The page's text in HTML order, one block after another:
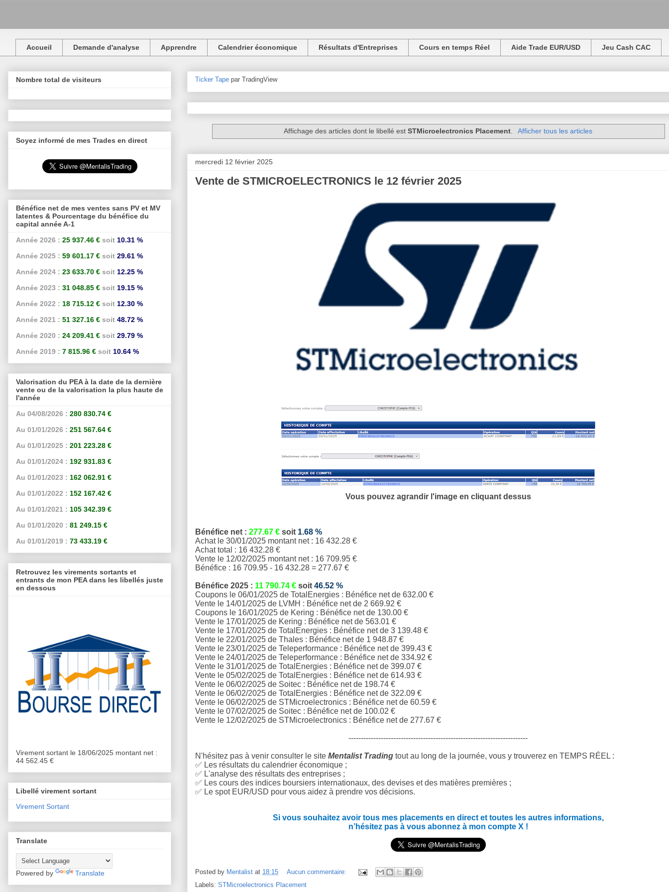
Accueil Demande d'analyse Apprendre Calendrier économique Résultats d'Entreprises Cours en temps Réel Aide Trade EUR/USD Jeu Cash CAC
Ticker Tape par TradingView
Affichage des articles dont le libellé estSTMicroelectronics Placement Afficher tous les articles
mercredi 12 février 2025
Vente de STMICROELECTRONICS le 12 février 2025
Vous pouvez agrandir l'image en cliquant dessus
Bénéfice net : 277.67 € soit 1.68 %
Achat le 30/01/2025 montant net : 16 432.28 €
Achat total : 16 432.28 €
Vente le 12/02/2025 montant net : 16 709.95 €
Bénéfice : 16 709.95 - 16 432.28 = 277.67 €
Bénéfice 2025 : 11 790.74 € soit 46.52 %
Coupons le 06/01/2025 de TotalEnergies : Bénéfice net de 632.00 €
Vente le 14/01/2025 de LVMH : Bénéfice net de 2 669.92 €
Coupons le 16/01/2025 de Kering : Bénéfice net de 130.00 €
Vente le 17/01/2025 de Kering : Bénéfice net de 563.01 €
Vente le 17/01/2025 de TotalEnergies : Bénéfice net de 3 139.48 €
Vente le 22/01/2025 de Thales : Bénéfice net de 1 948.87 €
Vente le 23/01/2025 de Teleperformance : Bénéfice net de 399.43 €
Vente le 24/01/2025 de Teleperformance : Bénéfice net de 334.92 €
Vente le 31/01/2025 de TotalEnergies : Bénéfice net de 399.07 €
Vente le 05/02/2025 de TotalEnergies : Bénéfice net de 614.93 €
Vente le 06/02/2025 de Soitec : Bénéfice net de 198.74 €
Vente le 06/02/2025 de TotalEnergies : Bénéfice net de 322.09 €
Vente le 06/02/2025 de STMicroelectronics : Bénéfice net de 60.59 €
Vente le 07/02/2025 de Soitec : Bénéfice net de 100.02 €
Vente le 12/02/2025 de STMicroelectronics : Bénéfice net de 277.67 €
------------------------------------------------------------------------
N'hésitez pas à venir consulter le site Mentalist Trading tout au long de la journée, vous y trouverez en TEMPS RÉEL :
✅ Les résultats du calendrier économique ;
✅ L'analyse des résultats des entreprises ;
✅ Les cours des indices boursiers internationaux, des devises et des matières premières ;
✅ Le spot EUR/USD pour vous aidez à prendre vos décisions.
Si vous souhaitez avoir tous mes placements en direct et toutes les autres informations,
n’hésitez pas à vous abonnez à mon compte X !
Posted by Mentalist at 18:15
Aucun commentaire:
Labels: STMicroelectronics Placement
Nombre total de visiteurs
Soyez informé de mes Trades en direct
Bénéfice net de mes ventes sans PV et MV
latentes & Pourcentage du bénéfice du
capital année A-1
Année 2026 : 25 937.46 € soit 10.31 %
Année 2025 : 59 601.17 € soit 29.61 %
Année 2024 : 23 633.70 € soit 12.25 %
Année 2023 : 31 048.85 € soit 19.15 %
Année 2022 : 18 715.12 € soit 12.30 %
Année 2021 : 51 327.16 € soit 48.72 %
Année 2020 : 24 209.41 € soit 29.79 %
Année 2019 : 7 815.96 € soit 10.64 %
Valorisation du PEA à la date de la dernière
vente ou de la valorisation la plus haute de
l'année
Au 04/08/2026 : 280 830.74 €
Au 01/01/2026 : 251 567.64 €
Au 01/01/2025 : 201 223.28 €
Au 01/01/2024 : 192 931.83 €
Au 01/01/2023 : 162 062.91 €
Au 01/01/2022 : 152 167.42 €
Au 01/01/2021 : 105 342.39 €
Au 01/01/2020 : 81 249.15 €
Au 01/01/2019 : 73 433.19 €
Retrouvez les virements sortants et
entrants de mon PEA dans les libellés juste
en dessous
Virement sortant le 18/06/2025 montant net :
44 562.45 €
Libellé virement sortant
Virement Sortant
Translate
Powered by Translate